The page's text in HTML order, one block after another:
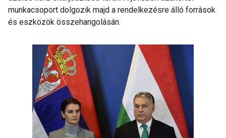
munkacsoport dolgozik majd a rendelkezésre álló források
és eszközök összehangolásán.